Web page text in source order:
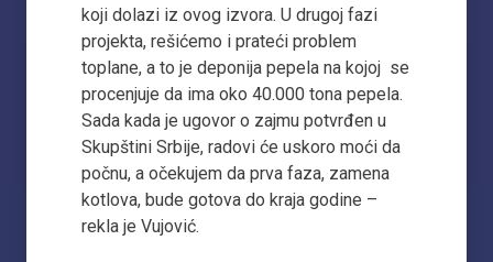
koji dolazi iz ovog izvora. U drugoj fazi
projekta, rešićemo i prateći problem
toplane, a to je deponija pepela na kojoj se
procenjuje da ima oko 40.000 tona pepela.
Sada kada je ugovor o zajmu potvrđen u
Skupštini Srbije, radovi će uskoro moći da
počnu, a očekujem da prva faza, zamena
kotlova, bude gotova do kraja godine –
rekla je Vujović.